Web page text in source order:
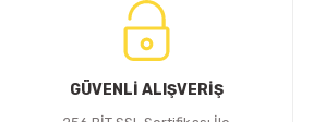
282,65 TL
GÜVENLİ ALIŞVERİŞ